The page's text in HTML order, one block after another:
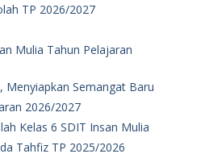
TP 2026/2027
Mulia Tahun Pelajaran
Menyiapkan Semangat Baru
2026/2027
Kelas 6 SDIT Insan Mulia
Tahfiz TP 2025/2026